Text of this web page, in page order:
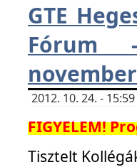
GTE
Fórum
2012. 10. 24. -
FIGYELEM!
Tisztelt